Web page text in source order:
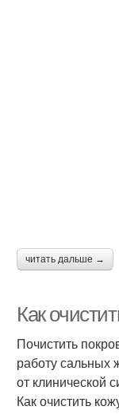
читать дальше →
Как
Почистить
работу сальных
от клинической
Как очистить